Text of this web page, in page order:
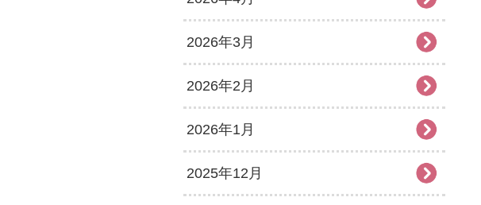
2026年3月
2026年2月
2026年1月
2025年12月